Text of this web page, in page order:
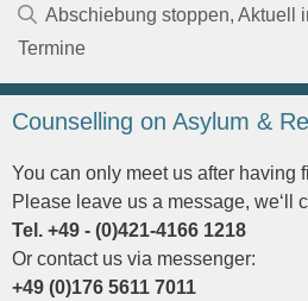
Kategorien
Abschiebung stoppen, Aktuell
Termine
Counselling on Asylum &
You can only meet us after having
Please leave us a message, we‘ll
Tel. +49 - (0)421-4166 1218
Or contact us via messenger:
+49 (0)176 5611 7011